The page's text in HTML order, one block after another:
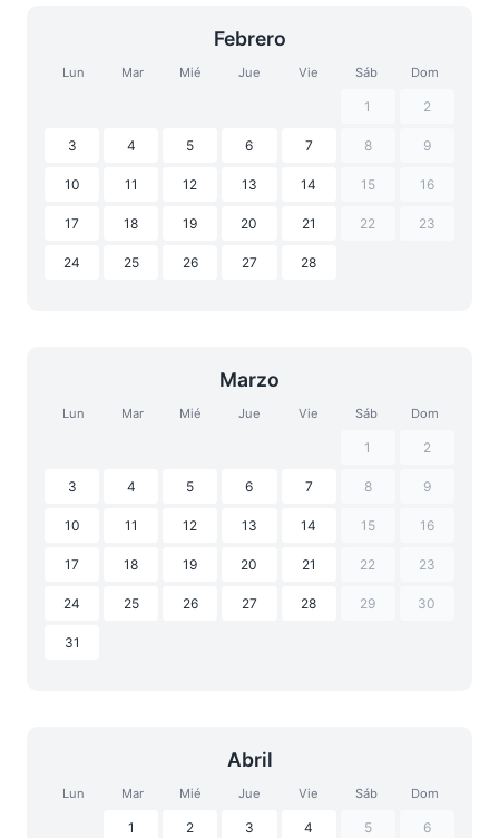
Febrero
Lun Mar Mié Jue Vie Sáb Dom
1 2
3 4 5 6 7 8 9
10 11 12 13 14 15 16
17 18 19 20 21 22 23
24 25 26 27 28
Marzo
Lun Mar Mié Jue Vie Sáb Dom
1 2
3 4 5 6 7 8 9
10 11 12 13 14 15 16
17 18 19 20 21 22 23
24 25 26 27 28 29 30
31
Abril
Lun Mar Mié Jue Vie Sáb Dom
1 2 3 4 5 6